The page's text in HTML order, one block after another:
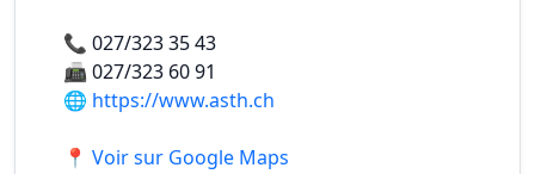
📞 027/323 35 43
📠027/323 60 91
🌐 https://www.asth.ch
📍 Voir sur Google Maps